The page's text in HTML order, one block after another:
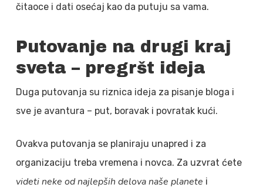
čitaoce i dati osećaj kao da putuju sa vama.
Putovanje na drugi kraj
sveta – pregršt ideja
Duga putovanja su riznica ideja za pisanje bloga i
sve je avantura – put, boravak i povratak kući.
Ovakva putovanja se planiraju unapred i za
organizaciju treba vremena i novca. Za uzvrat ćete
videti neke od najlepših delova naše planete i